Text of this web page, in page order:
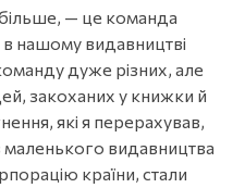
— це команда
нашому видавництві
дуже різних, але
закоханих у книжки й
які я перерахував,
видавництва
країни, стали